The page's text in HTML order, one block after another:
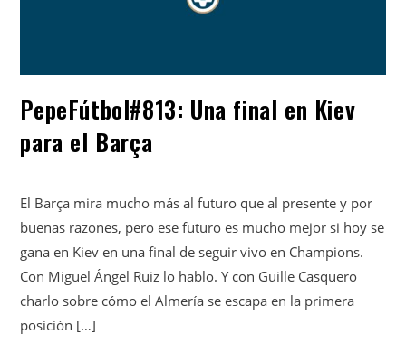
PepeFútbol#813: Una final en Kiev
para el Barça
El Barça mira mucho más al futuro que al presente y por
buenas razones, pero ese futuro es mucho mejor si hoy se
gana en Kiev en una final de seguir vivo en Champions.
Con Miguel Ángel Ruiz lo hablo. Y con Guille Casquero
charlo sobre cómo el Almería se escapa en la primera
posición […]